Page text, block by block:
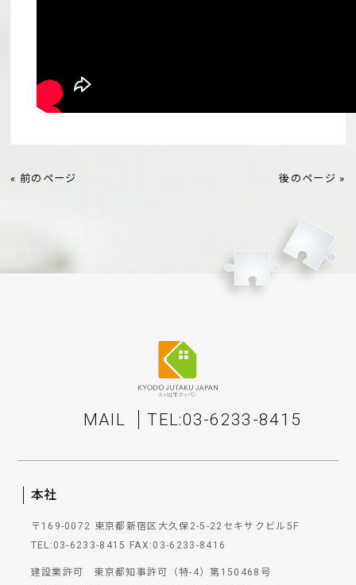
« 前のページ 後のページ »
MAIL TEL:03-6233-8415
本社
〒169-0072 東京都新宿区大久保2-5-22セキサクビル5F
TEL:03-6233-8415
FAX:03-6233-8416
建設業許可 東京都知事許可（特-4）第150468号